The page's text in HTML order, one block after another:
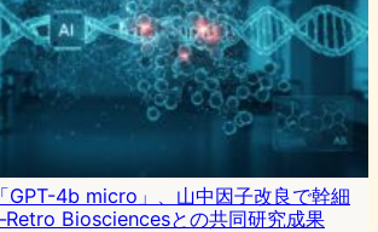
GPT-4b micro」、山中因子改良で幹細
Biosciencesとの共同研究成果